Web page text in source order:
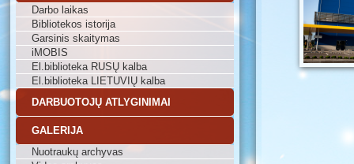
Darbo laikas
Bibliotekos istorija
Garsinis skaitymas
iMOBIS
El.biblioteka RUSŲ kalba
El.biblioteka LIETUVIŲ kalba
DARBUOTOJŲ ATLYGINIMAI
GALERIJA
Nuotraukų archyvas